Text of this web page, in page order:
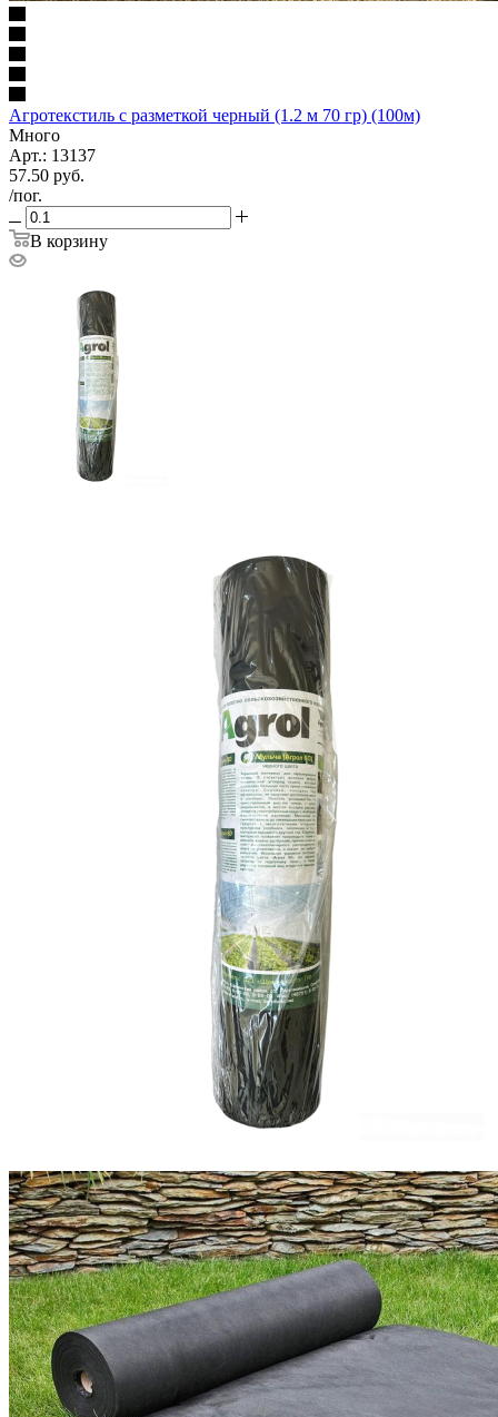
Агротекстиль с разметкой черный (1.2 м 70 гр) (100м)
Много
Арт.: 13137
57.50 руб.
/пог.
В корзину